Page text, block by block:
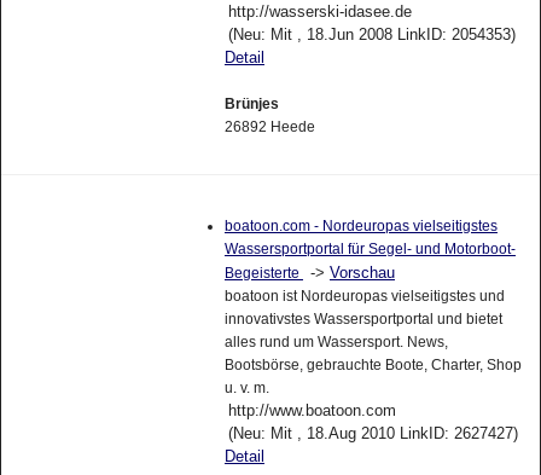
http://wasserski-idasee.de
(Neu: Mit , 18.Jun 2008 LinkID: 2054353)
Detail
Brünjes
26892 Heede
boatoon.com - Nordeuropas vielseitigstes
Wassersportportal für Segel- und Motorboot-
Begeisterte
-> Vorschau
boatoon ist Nordeuropas vielseitigstes und
innovativstes Wassersportportal und bietet
alles rund um Wassersport. News,
Bootsbörse, gebrauchte Boote, Charter, Shop
u. v. m.
http://www.boatoon.com
(Neu: Mit , 18.Aug 2010 LinkID: 2627427)
Detail